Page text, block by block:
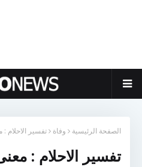
الصفحة الرئيسية وفاة تفسير الاحلام
تفسير الاحلام :